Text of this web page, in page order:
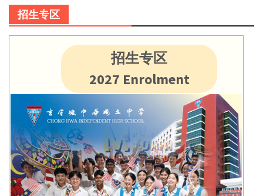
招生专区
招生专区
2027 Enrolment